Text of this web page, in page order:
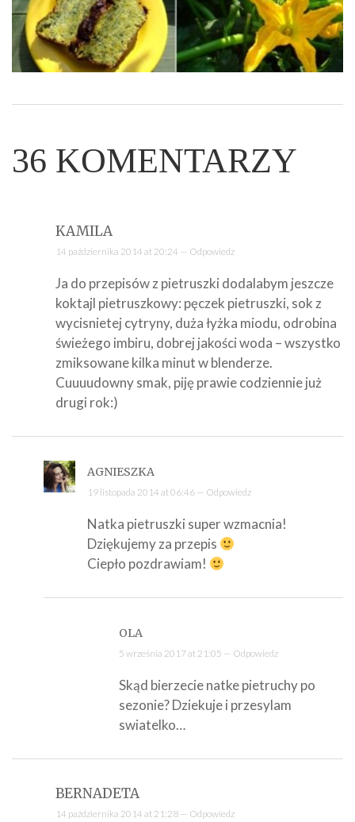
36 KOMENTARZY
KAMILA
14 października 2014 at 20:24 — Odpowiedz
Ja do przepisów z pietruszki dodalabym jeszcze
koktajl pietruszkowy: pęczek pietruszki, sok z
wycisnietej cytryny, duża łyżka miodu, odrobina
świeżego imbiru, dobrej jakości woda – wszystko
zmiksowane kilka minut w blenderze.
Cuuuudowny smak, piję prawie codziennie już
drugi rok:)
AGNIESZKA
19 listopada 2014 at 06:46 — Odpowiedz
Natka pietruszki super wzmacnia!
Dziękujemy za przepis
Ciepło pozdrawiam!
OLA
5 września 2017 at 21:05 — Odpowiedz
Skąd bierzecie natke pietruchy po
sezonie? Dziekuje i przesylam
swiatelko…
BERNADETA
14 października 2014 at 21:28 — Odpowiedz